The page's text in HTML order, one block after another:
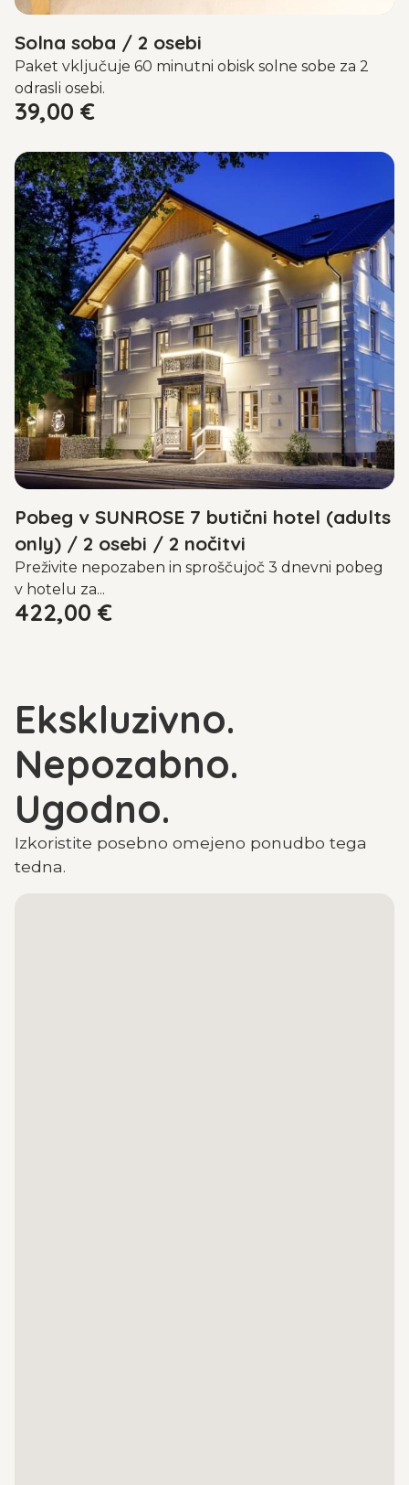
Solna soba / 2 osebi
Paket vključuje 60 minutni obisk solne sobe za 2
odrasli osebi.
39,00 €
Pobeg v SUNROSE 7 butični hotel (adults
only) / 2 osebi / 2 nočitvi
Preživite nepozaben in sproščujoč 3 dnevni pobeg
v hotelu za...
422,00 €
Ekskluzivno.
Nepozabno.
Ugodno.
Izkoristite posebno omejeno ponudbo tega
tedna.